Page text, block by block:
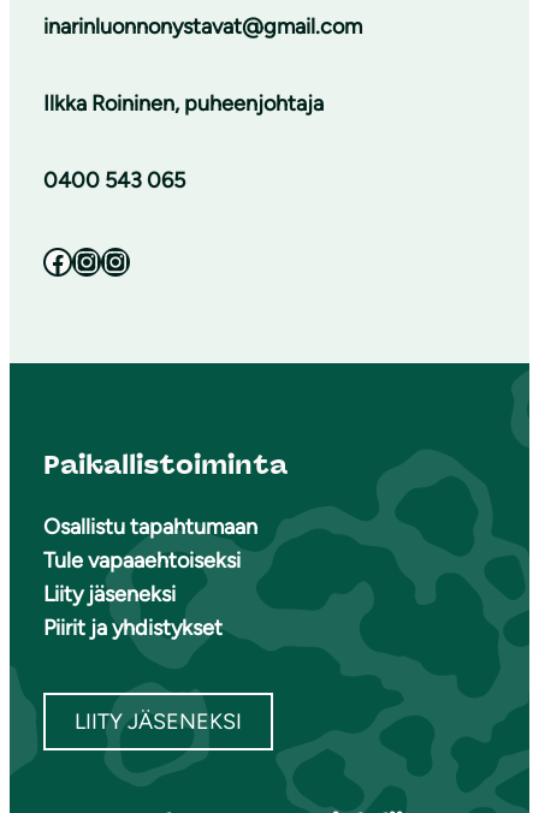
inarinluonnonystavat@gmail.com
Ilkka Roininen, puheenjohtaja
0400 543 065
Facebook InstagramInstagram
Paikallistoiminta
Osallistu tapahtumaan
Tule vapaaehtoiseksi
Liity jäseneksi
Piirit ja yhdistykset
LIITY JÄSENEKSI